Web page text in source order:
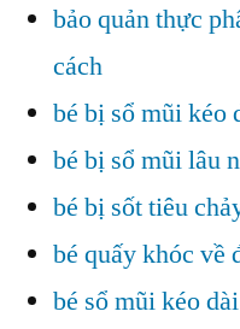
bảo quản thực
cách
bé bị sổ mũi kéo
bé bị sổ mũi lâu
bé bị sốt tiêu
bé quấy khóc về
bé sổ mũi kéo dài